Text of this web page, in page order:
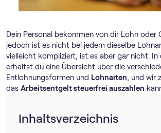
Dein Personal bekommen von dir Lohn oder
jedoch ist es nicht bei jedem dieselbe
vielleicht kompliziert, ist es aber gar nicht. In
erhältst du eine Übersicht über die
Entlohnungsformen und Lohnarten, und wir
das Arbeitsentgelt steuerfrei auszahlen
Inhaltsverzeichnis